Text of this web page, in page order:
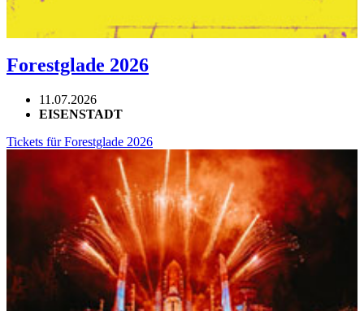
Forestglade 2026
11.07.2026
EISENSTADT
Tickets für Forestglade 2026